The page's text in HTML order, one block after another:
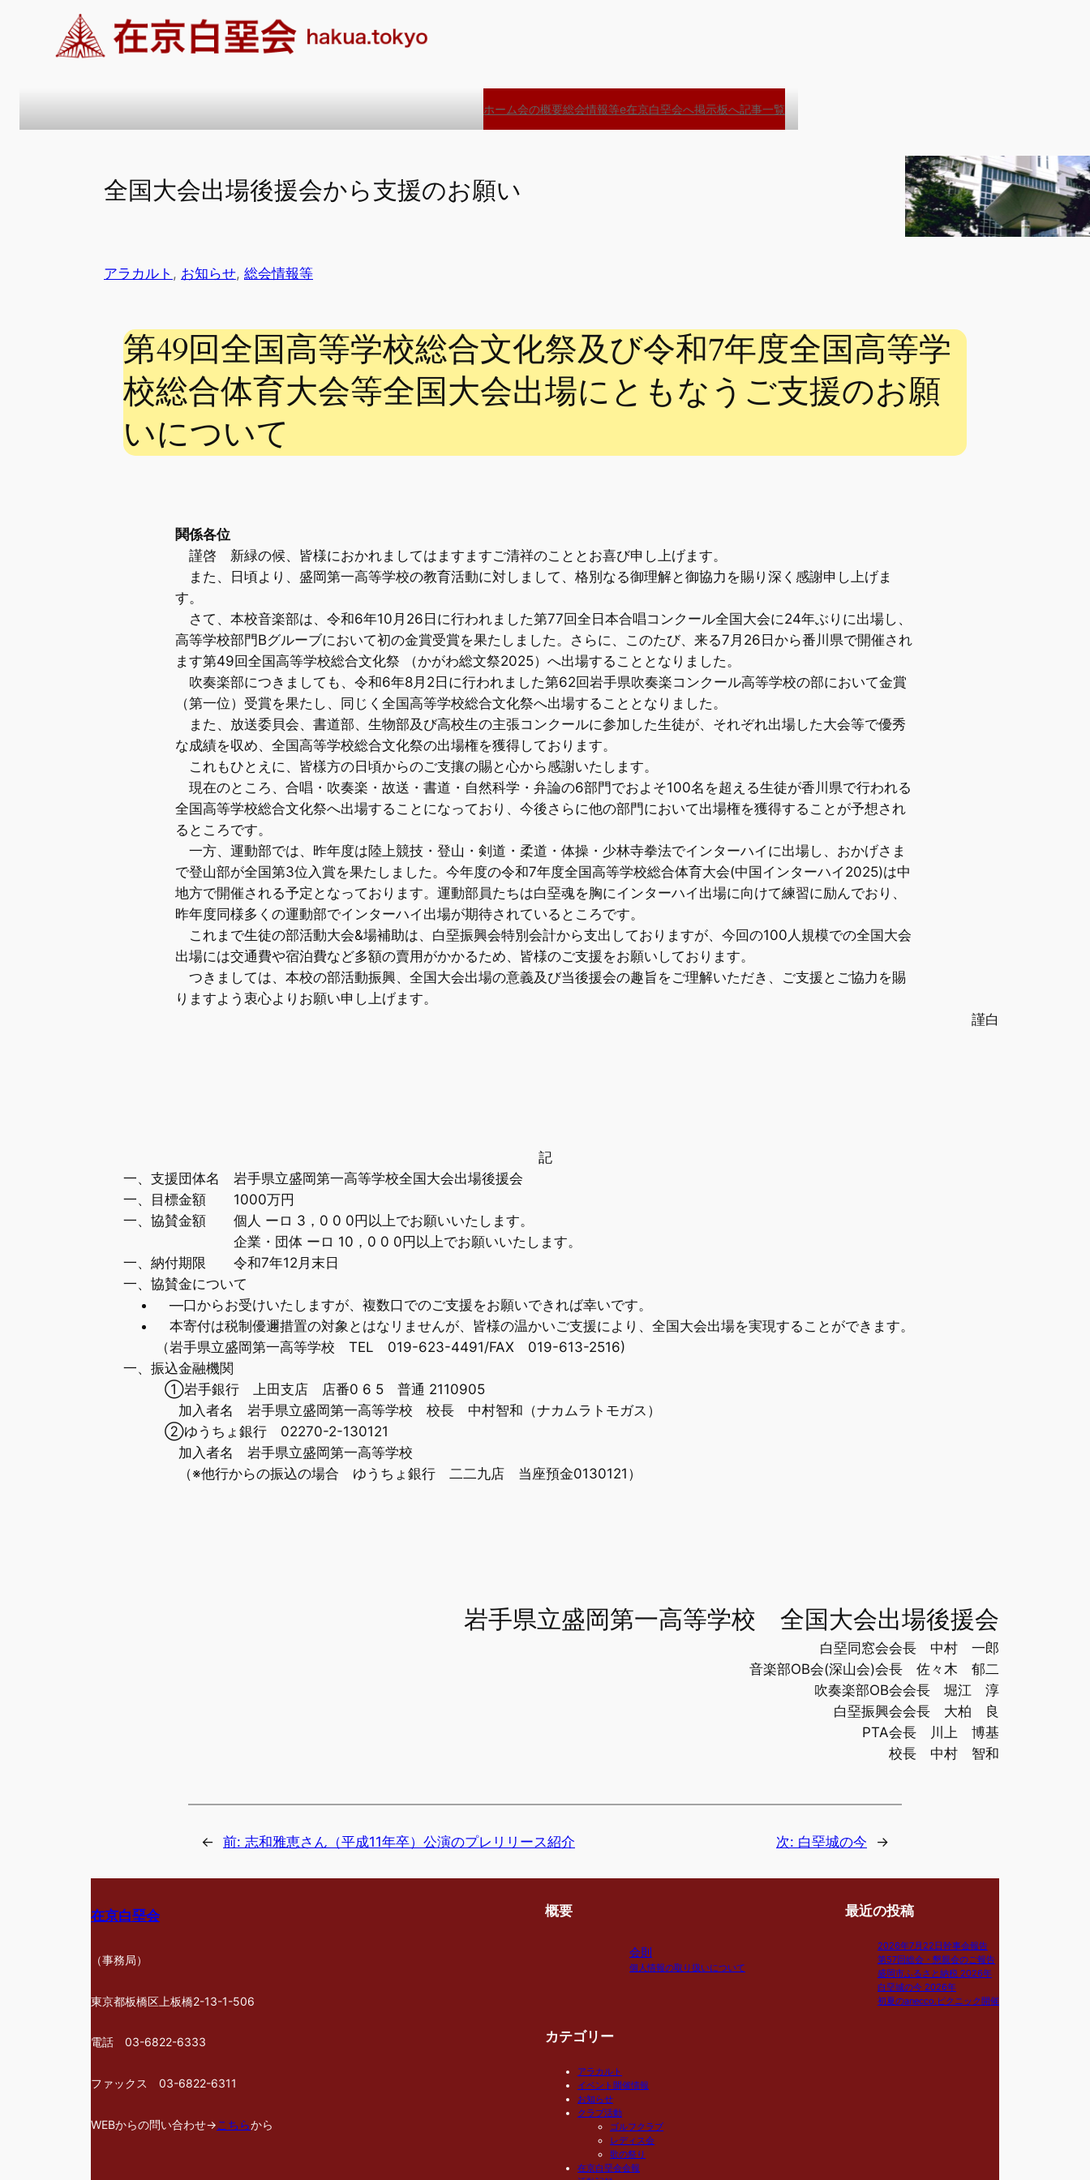
ホーム会の概要総会情報等e在京白堊会へ掲示板へ記事一覧
全国大会出場後援会から支援のお願い
アラカルト , お知らせ, 総会情報等
第49回全国高等学校総合文化祭及び令和7年度全国高等学
校総合体育大会等全国大会出場にともなうご支援のお願
いについて
鬨係各位
謹啓 新緑の候、皆様におかれましてはますますご清祥のこととお喜び申し上げます。
また、日頃より、盛岡第一高等学校の教育活動に対しまして、格別なる御理解と御協力を賜り深く感謝申し上げま
す。
さて、本校音楽部は、令和6年10月26日に行われました第77回全日本合唱コンクール全国大会に24年ぶりに出場し、
高等学校部門Bグルーブにおいて初の金賞受賞を果たしました。さらに、このたび、来る7月26日から番川県で開催され
ます第49回全国高等学校総合文化祭 （かがわ総文祭2025）へ出場することとなりました。
吹奏楽部につきましても、令和6年8月2日に行われました第62回岩手県吹奏楽コンクール高等学校の部において金賞
（第一位）受賞を果たし、同じく全国高等学校総合文化祭へ出場することとなりました。
また、放送委貝会、書道部、生物部及び高校生の主張コンクールに参加した生徒が、それぞれ出場した大会等で優秀
な成績を収め、全国高等学校総合文化祭の出場権を獲得しております。
これもひとえに、皆樣方の日頃からのご支攘の賜と心から感謝いたします。
現在のところ、合唱・吹奏楽・故送・書道・自然科学・弁論の6部門でおよそ100名を超える生徒が香川県で行われる
全国高等学校総合文化祭へ出場することになっており、今後さらに他の部門において出場権を獲得することが予想され
るところです。
一方、運動部では、昨年度は陸上競技・登山・剣道・柔道・体操・少林寺拳法でインターハイに出場し、おかげさま
で登山部が全国第3位入賞を果たしました。今年度の令和7年度全国高等学校総合体育大会(中国インターハイ2025)は中
地方で開催される予定となっております。運動部員たちは白堊魂を胸にインターハイ出場に向けて練習に励んでおり、
昨年度同様多くの運動部でインターハイ出場が期待されているところです。
これまで生徒の部活動大会&場補助は、白堊振興会特別会計から支出しておりますが、今回の100人規模での全国大会
出場には交通費や宿泊費など多額の賣用がかかるため、皆様のご支援をお願いしております。
つきましては、本校の部活動振興、全国大会出場の意義及び当後援会の趣旨をご理解いただき、ご支援とご協力を賜
りますよう衷心よりお願い申し上げます。
謹白
記
一、支援団体名 岩手県立盛岡第一高等学校全国大会出場後援会
一、目標金額 1000万円
一、協賛金額 個人 ーロ 3，0 0 0円以上でお願いいたします。
企業・団体 ーロ 10，0 0 0円以上でお願いいたします。
一、納付期限 令和7年12月末日
一、協賛金について
―口からお受けいたしますが、複数口でのご支援をお願いできれば幸いです。
本寄付は税制優邇措置の対象とはなリませんが、皆様の温かいご支援により、全国大会出場を実現することができます。
（岩手県立盛岡第一高等学校 TEL 019-623-4491/FAX 019-613-2516)
一、振込金融機関
①岩手銀行 上田支店 店番0 6 5 普通 2110905
加入者名 岩手県立盛岡第一高等学校 校長 中村智和（ナカムラトモガス）
②ゆうちょ銀行 02270-2-130121
加入者名 岩手県立盛岡第一高等学校
（※他行からの振込の場合 ゆうちょ銀行 二二九店 当座預金0130121）
岩手県立盛岡第一高等学校 全国大会出場後援会
白堊同窓会会長 中村 一郎
音楽部OB会(深山会)会長 佐々木 郁二
吹奏楽部OB会会長 堀江 淳
白堊振興会会長 大柏 良
PTA会長 川上 博基
校長 中村 智和
← 前: 志和雅恵さん（平成11年卒）公演のプレリリース紹介 次: 白堊城の今 →
在京白堊会
（事務局）
東京都板橋区上板橋2-13-1-506
電話 03-6822-6333
ファックス 03-6822-6311
WEBからの問い合わせ→こちらから
概要
会則
個人情報の取り扱いについて
最近の投稿
2026年7月22日幹事会報告
第57回総会・懇親会のご報告
盛岡市ふるさと納税 2026年
白堊城の今 2026年
初夏のanecco.ピクニック開催
カテゴリー
アラカルト
イベント開催情報
お知らせ
クラブ活動
ゴルフクラブ
レディス会
歌の祭り
在京白堊会会報